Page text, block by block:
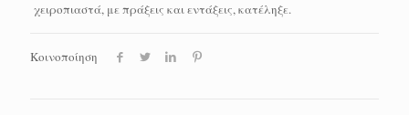
χειροπιαστά, με πράξεις και εντάξεις, κατέληξε.
Κοινοποίηση